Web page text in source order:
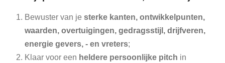
Bewuster van je sterke kanten, ontwikkelpunten,
waarden, overtuigingen, gedragsstijl, drijfveren,
energie gevers, - en vreters;
Klaar voor een heldere persoonlijke pitch in